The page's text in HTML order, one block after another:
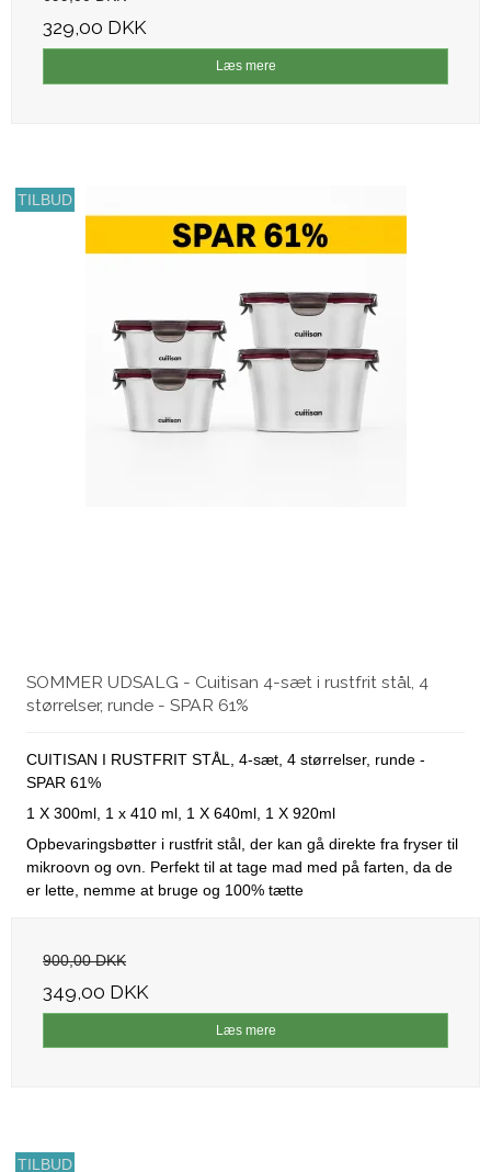
329,00 DKK
Læs mere
TILBUD
SOMMER UDSALG - Cuitisan 4-sæt i rustfrit stål, 4
størrelser, runde - SPAR 61%
CUITISAN I RUSTFRIT STÅL, 4-sæt, 4 størrelser, runde -
SPAR 61%
1 X 300ml, 1 x 410 ml, 1 X 640ml, 1 X 920ml
Opbevaringsbøtter i rustfrit stål, der kan gå direkte fra fryser til
mikroovn og ovn. Perfekt til at tage mad med på farten, da de
er lette, nemme at bruge og 100% tætte
900,00 DKK
349,00 DKK
Læs mere
TILBUD